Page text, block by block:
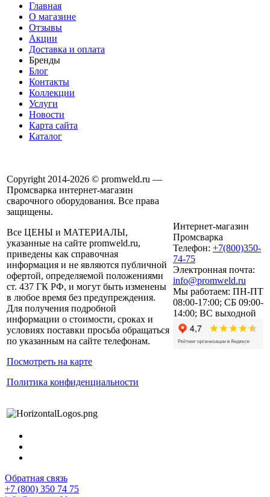
Главная
О магазине
Отзывы
Акции
Доставка и оплата
Бренды
Блог
Контакты
Коллекции
Услуги
Новости
Карта сайта
Каталог
Copyright 2014-2026 © promweld.ru —
Промсварка интернет-магазин
сварочного оборудования. Все права
защищены.
Все ЦЕНЫ и МАТЕРИАЛЫ,
указанные на сайте promweld.ru,
приведены как справочная
информация и не являются публичной
офертой, определяемой положениями
ст. 437 ГК РФ, и могут быть изменены
в любое время без предупреждения.
Для получения подробной
информации о стоимости, сроках и
условиях поставки просьба обращаться
по указанным на сайте телефонам.
Посмотреть на карте
Политика конфиденциальности
Интернет-магазин
Промсварка
Телефон: +7(800)350-
74-75
Электронная почта:
info@promweld.ru
Мы работаем: ПН-ПТ
08:00-17:00; СБ 09:00-
14:00; ВС выходной
Обратная связь
+7 (800) 350 74 75